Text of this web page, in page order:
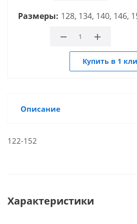
Размеры: 128, 134, 140, 146,
Купить в 1
Описание
122-152
Характеристики